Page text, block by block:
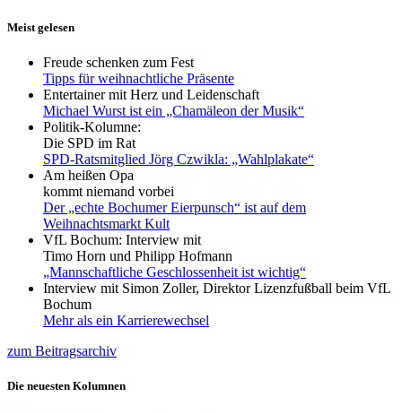
Meist gelesen
Freude schenken zum Fest
Tipps für weihnachtliche Präsente
Entertainer mit Herz und Leidenschaft
Michael Wurst ist ein „Chamäleon der Musik“
Politik-Kolumne:
Die SPD im Rat
SPD-Ratsmitglied Jörg Czwikla: „Wahlplakate“
Am heißen Opa
kommt niemand vorbei
Der „echte Bochumer Eierpunsch“ ist auf dem
Weihnachtsmarkt Kult
VfL Bochum: Interview mit
Timo Horn und Philipp Hofmann
„Mannschaftliche Geschlossenheit ist wichtig“
Interview mit Simon Zoller, Direktor Lizenzfußball beim VfL
Bochum
Mehr als ein Karrierewechsel
zum Beitragsarchiv
Die neuesten Kolumnen